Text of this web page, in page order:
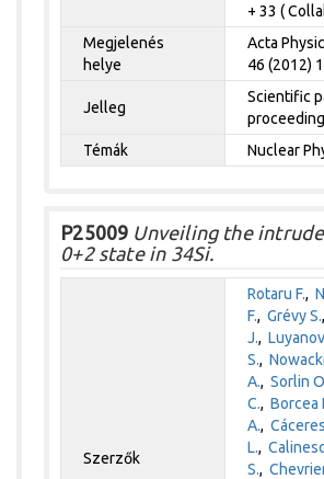
+ 33 (
Megjelenés
helye
Acta
46 (2012)
Jelleg
Scientific
Témák
Nuclear
P25009 Unveiling the
0+2 state in 34Si.
Szerzők
Rotaru F.,
F.,Grévy S.
J.,Luyanov
S.,
A.,Sorlin
C.,Borcea
A.,Cáceres
L.,
S.,